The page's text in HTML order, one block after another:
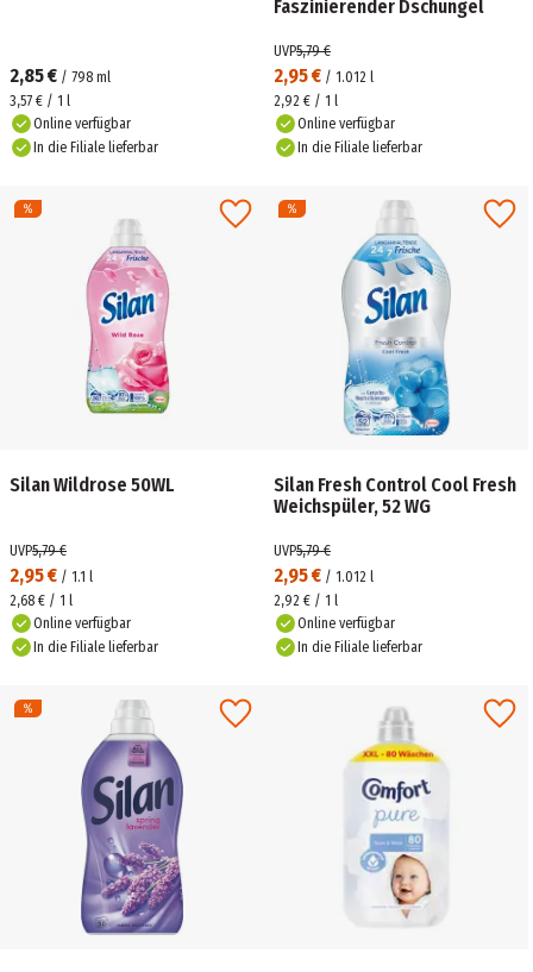
2,85 € / 798 ml
3,57 € / 1 l
Online verfügbar
In die Filiale lieferbar
Faszinierender Dschungel
2,95 € / 1.012 l
UVP5,79 €
2,92 € / 1 l
Online verfügbar
In die Filiale lieferbar
Silan Wildrose 50WL
2,95 € / 1.1 l
UVP5,79 €
2,68 € / 1 l
Online verfügbar
In die Filiale lieferbar
Silan Fresh Control Cool Fresh
Weichspüler, 52 WG
2,95 € / 1.012 l
UVP5,79 €
2,92 € / 1 l
Online verfügbar
In die Filiale lieferbar